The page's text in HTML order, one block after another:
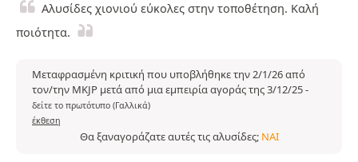
Αλυσίδες χιονιού εύκολες στην τοποθέτηση. Καλή
ποιότητα.
Μεταφρασμένη κριτική που υποβλήθηκε την 2/1/26 από
τον/την MKJP μετά από μια εμπειρία αγοράς της 3/12/25-
δείτε το πρωτότυπο (Γαλλικά)
έκθεση
Θα ξαναγοράζατε αυτές τις αλυσίδες; ΝΑΙ